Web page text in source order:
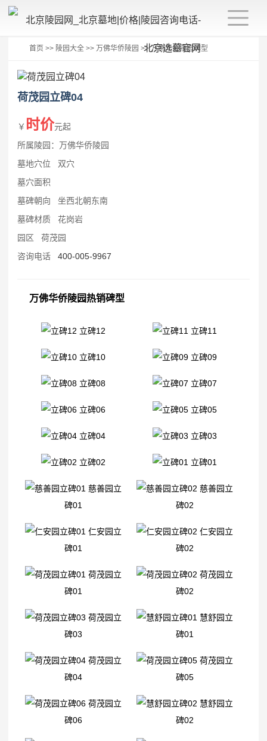
首页 >> 陵园大全 >> 万佛华侨陵园 >>万佛华侨陵园碑型
荷茂园立碑04
￥ 时价元起
所属陵园：万佛华侨陵园
墓地穴位 双穴
墓穴面积
墓碑朝向 坐西北朝东南
墓碑材质 花岗岩
园区 荷茂园
咨询电话 400-005-9967
万佛华侨陵园热销碑型
立碑12 立碑11
立碑10 立碑09
立碑08 立碑07
立碑06 立碑05
立碑04 立碑03
立碑02 立碑01
慈善园立
碑01
慈善园立
碑02
仁安园立
碑01
仁安园立
碑02
荷茂园立
碑01
荷茂园立
碑02
荷茂园立
碑03
慧舒园立
碑01
荷茂园立
碑04
荷茂园立
碑05
荷茂园立
碑06
慧舒园立
碑02